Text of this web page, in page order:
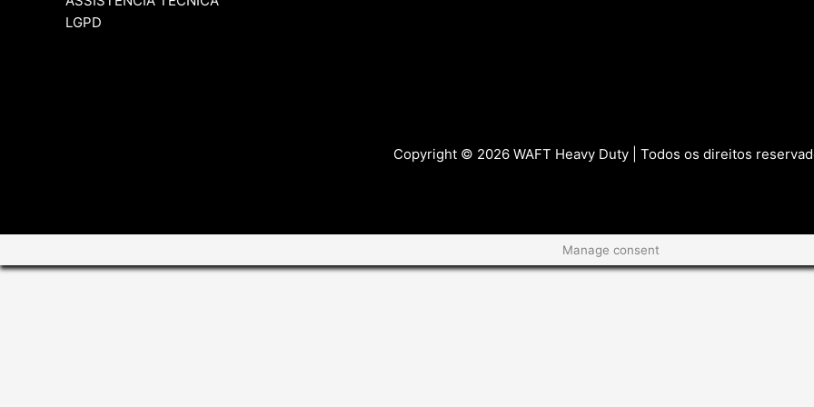
LGPD
Copyright © 2026 WAFT Heavy Duty | Todos os direitos
Manage consent